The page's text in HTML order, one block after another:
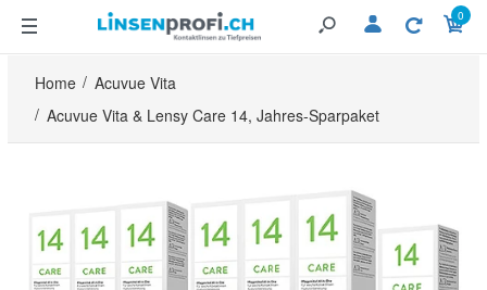
0
Home
Acuvue Vita
Acuvue Vita & Lensy Care 14, Jahres-Sparpaket